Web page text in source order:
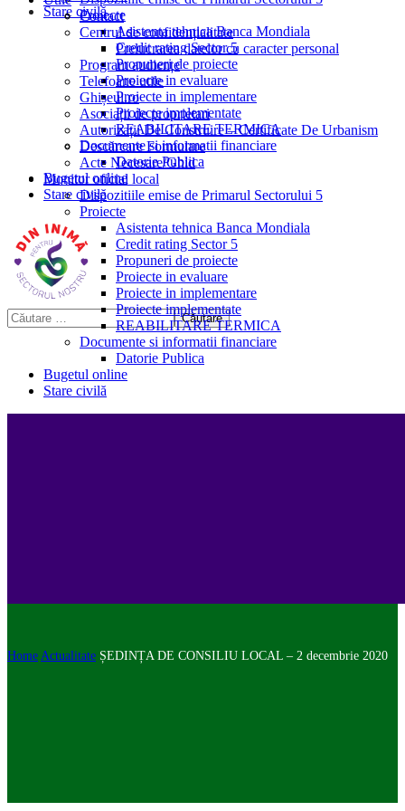
Stare civilă
Proiecte
Asistenta tehnica Banca Mondiala
Credit rating Sector 5
Propuneri de proiecte
Proiecte in evaluare
Proiecte in implementare
Proiecte implementate
REABILITARE TERMICA
Documente si informatii financiare
Datorie Publica
Bugetul online
Stare civilă
Contact
Centrul de confidențialitate
Prelucrarea datelor cu caracter personal
Program audiențe
Telefoane utile
Ghișeul.ro
Asociații de proprietari
Autorizații De Construire – Certificate De Urbanism
Descărcare Formulare
Acte Necesare/Ghid
Monitor oficial local
Dispozitiile emise de Primarul Sectorului 5
Proiecte
Asistenta tehnica Banca Mondiala
Credit rating Sector 5
Propuneri de proiecte
Proiecte in evaluare
Proiecte in implementare
Proiecte implementate
REABILITARE TERMICA
Documente si informatii financiare
Datorie Publica
Bugetul online
Stare civilă
Home Actualitate ȘEDINȚA DE CONSILIU LOCAL – 2 decembrie 2020